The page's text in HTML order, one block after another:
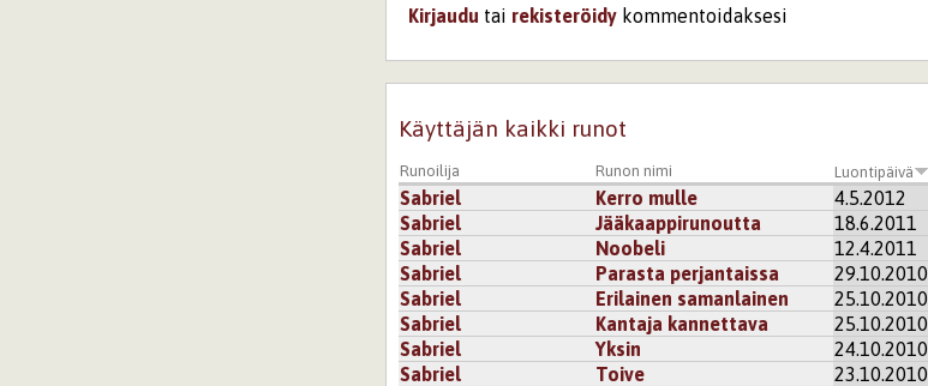
Kirjaudu tai rekisteröidy kommentoidaksesi
Käyttäjän kaikki runot
Runoilija Runon nimi Luontipäivä
Sabriel Kerro mulle 4.5.2012
Sabriel
Jääkaappirunoutta 18.6.2011
Sabriel
Noobeli 12.4.2011
Sabriel
Parasta perjantaissa 29.10.2010
Sabriel
Erilainen samanlainen 25.10.2010
Sabriel
Kantaja kannettava 25.10.2010
Sabriel
Yksin 24.10.2010
Sabriel
Toive 23.10.2010